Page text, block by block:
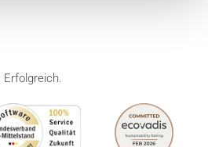
Erfolgreich.